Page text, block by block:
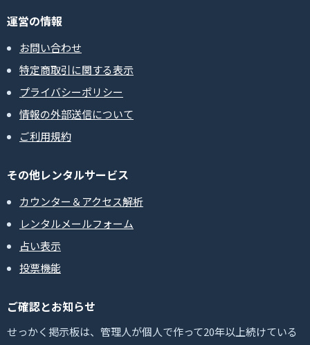
運営の情報
お問い合わせ
特定商取引に関する表示
プライバシーポリシー
情報の外部送信について
ご利用規約
その他レンタルサービス
カウンター＆アクセス解析
レンタルメールフォーム
占い表示
投票機能
ご確認とお知らせ
せっかく掲示板は、管理人が個人で作って20年以上続けている